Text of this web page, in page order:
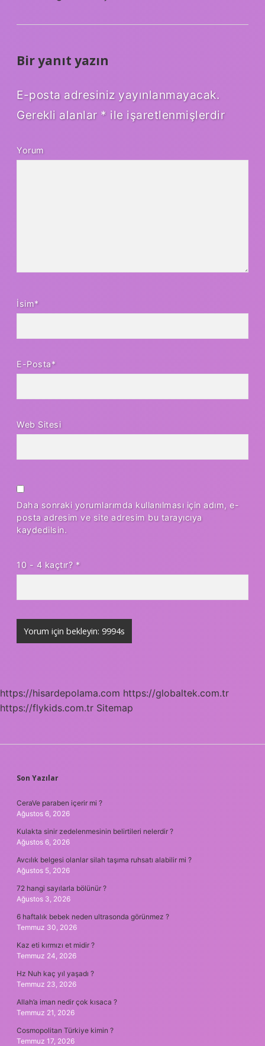
Bir yanıt yazın
E-posta adresiniz yayınlanmayacak.
Gerekli alanlar * ile işaretlenmişlerdir
Yorum
İsim*
E-Posta*
Web Sitesi
Daha sonraki yorumlarımda kullanılması için adım, e-
posta adresim ve site adresim bu tarayıcıya
kaydedilsin.
10 - 4 kaçtır? *
https://hisardepolama.com https://globaltek.com.tr
https://flykids.com.tr Sitemap
SIDEBAR
Son Yazılar
CeraVe paraben içerir mi ?
Ağustos 6, 2026
Kulakta sinir zedelenmesinin belirtileri nelerdir ?
Ağustos 6, 2026
Avcılık belgesi olanlar silah taşıma ruhsatı alabilir mi ?
Ağustos 5, 2026
72 hangi sayılarla bölünür ?
Ağustos 3, 2026
6 haftalık bebek neden ultrasonda görünmez ?
Temmuz 30, 2026
Kaz eti kırmızı et midir ?
Temmuz 24, 2026
Hz Nuh kaç yıl yaşadı ?
Temmuz 23, 2026
Allah’a iman nedir çok kısaca ?
Temmuz 21, 2026
Cosmopolitan Türkiye kimin ?
Temmuz 17, 2026